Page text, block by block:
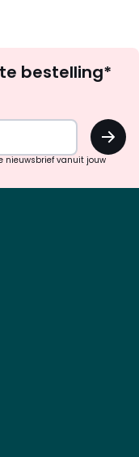
bestelling*
OK
nieuwsbrief vanuit jouw